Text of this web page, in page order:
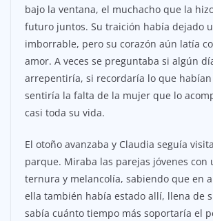
bajo la ventana, el muchacho que la
futuro juntos. Su traición había dejado
imborrable, pero su corazón aún latía
amor. A veces se preguntaba si algún
arrepentiría, si recordaría lo que
sentiría la falta de la mujer que lo
casi toda su vida.
El otoño avanzaba y Claudia seguía
parque. Miraba las parejas jóvenes con
ternura y melancolía, sabiendo que en
ella también había estado allí, llena de
sabía cuánto tiempo más soportaría el